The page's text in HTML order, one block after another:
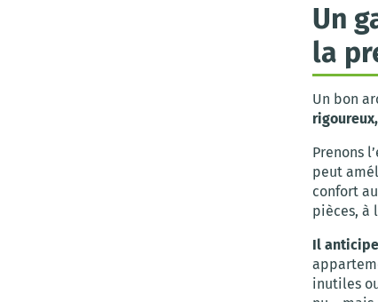
Un
la
Un bon
Prenons
peut
confort
pièces, à
Il
inutiles